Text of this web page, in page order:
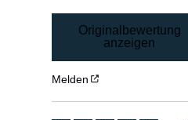
Originalbewertung
anzeigen
Melden